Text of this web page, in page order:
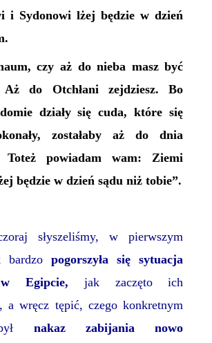
i Sydonowi lżej będzie w dzień
czy aż do nieba masz być
Aż do Otchłani zejdziesz. Bo
działy się cuda, które się
zostałaby aż do dnia
Toteż powiadam wam: Ziemi
będzie w dzień sądu niż tobie”.
słyszeliśmy, w pierwszym
bardzopogorszyła się sytuacja
Egipcie, jak zaczęto ich
a wręcz tępić, czego konkretnym
nakaz zabijania nowo